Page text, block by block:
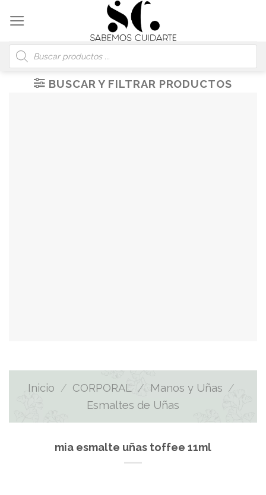
content
Búsqueda
de
productos
BUSCAR Y FILTRAR PRODUCTOS
Inicio / CORPORAL / Manos y Uñas /
Esmaltes de Uñas
mia esmalte uñas toffee 11ml